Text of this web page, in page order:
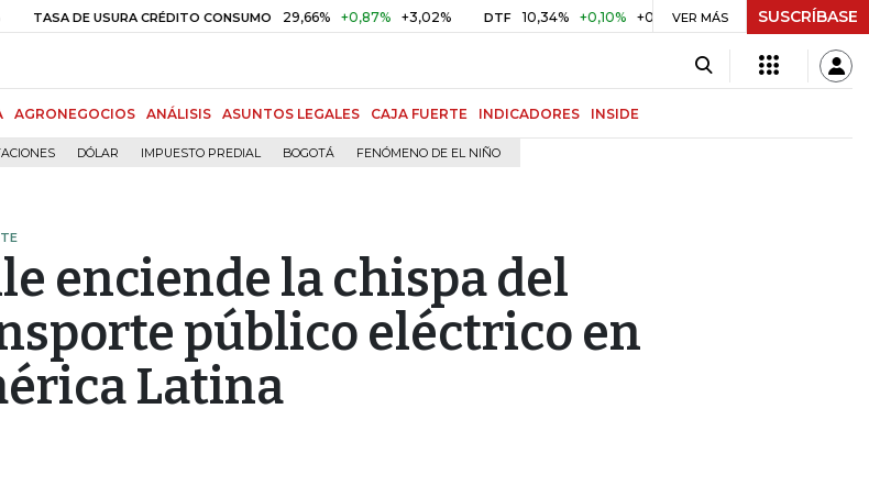
DE USURA CRÉDITO CONSUMO 29,66% +0,87% +3,02% DTF 10,34% +0,10% +0,98% UVR $ 416,86 +$ 0,05
VER MÁS SUSCRÍBASE
AGRONEGOCIOS ANÁLISIS ASUNTOS LEGALES CAJA FUERTE INDICADORES INSIDE
DÓLAR IMPUESTO PREDIAL BOGOTÁ FENÓMENO DE EL NIÑO
enciende la chispa del
público eléctrico en
Latina